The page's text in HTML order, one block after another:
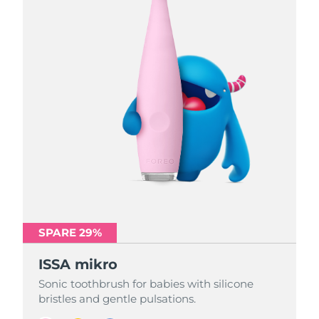
SPARE 29%
ISSA mikro
Sonic toothbrush for babies with silicone
bristles and gentle pulsations.
SPARE 29%
ISSA mikro
Sonic toothbrush for babies with silicone
bristles and gentle pulsations.
SPARE 29%
ISSA mikro
Sonic toothbrush for babies with silicone
bristles and gentle pulsations.